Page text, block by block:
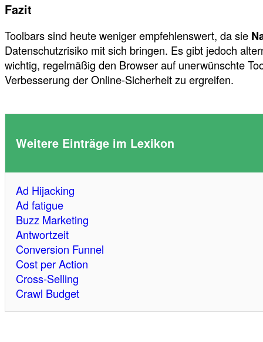
Fazit
Toolbars sind heute weniger empfehlenswert, da sie
Datenschutzrisiko mit sich bringen. Es gibt jedoch
wichtig, regelmäßig den Browser auf unerwünschte
Verbesserung der Online-Sicherheit zu ergreifen.
Weitere Einträge im Lexikon
Ad Hijacking
Ad fatigue
Buzz Marketing
Antwortzeit
Conversion Funnel
Cost per Action
Cross-Selling
Crawl Budget